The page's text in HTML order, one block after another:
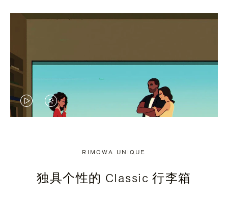
视
停，
视
音，
RIMOWA UNIQUE
独具个性的 Classic 行李箱